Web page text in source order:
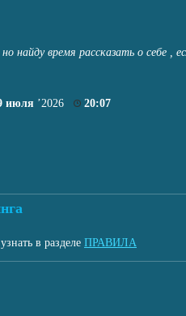
найду время рассказать о себе ,
июля ’2026 20:07
в разделе ПРАВИЛА